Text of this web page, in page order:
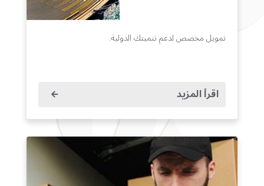
تمويل مخصص لدعم تنميتك الدولية.
اقرأ المزيد